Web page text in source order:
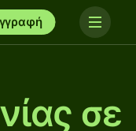
σε